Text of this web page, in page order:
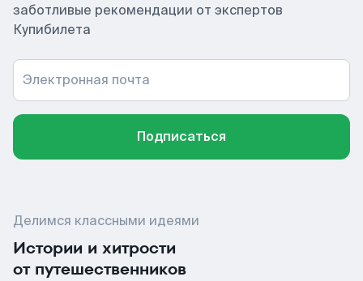
заботливые рекомендации от экспертов
Купибилета
Электронная почта
Подписаться
Делимся классными идеями
Истории и хитрости
от путешественников